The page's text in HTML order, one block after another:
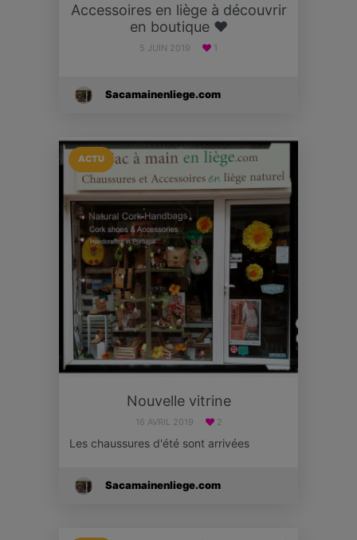
Accessoires en liège à découvrir
en boutique ♥
5 JUIN 2019 1
Sacamainenliege.com
ACTU
Nouvelle vitrine
16 AVRIL 2019 2
Les chaussures d'été sont arrivées
Sacamainenliege.com